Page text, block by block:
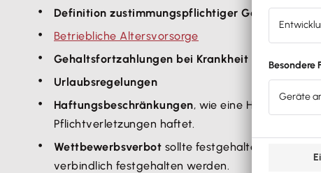
Definition zustimmungspflichtiger Geschäfte
Betriebliche Altersvorsorge
Gehaltsfortzahlungen bei Krankheit
oder Tod
Urlaubsregelungen
Haftungsbeschränkungen, wie eine
Pflichtverletzungen haftet.
Wettbewerbsverbot sollte festgehalten werden.
verbindlich festgehalten werden.